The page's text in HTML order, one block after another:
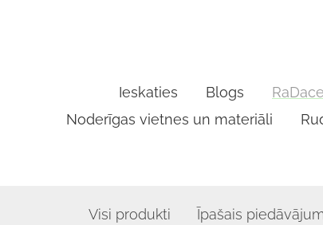
Ieskaties Blogs
Noderīgas vietnes un materiāli
Visi produkti Īpašais